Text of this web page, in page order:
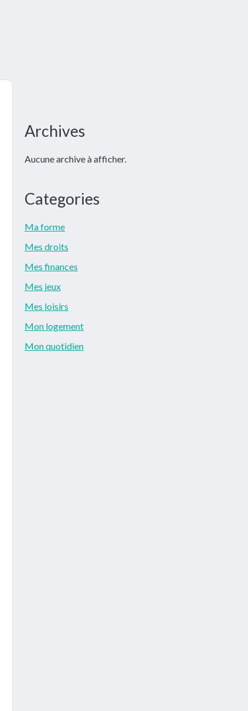
Barre
principale
Archives
Aucune archive à afficher.
Categories
Ma forme
Mes droits
Mes finances
Mes jeux
Mes loisirs
Mon logement
Mon quotidien